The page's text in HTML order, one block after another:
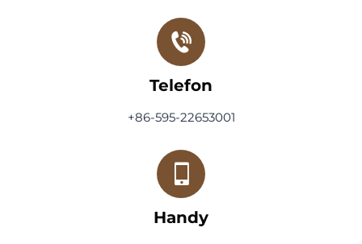
Telefon
+86-595-22653001
Handy